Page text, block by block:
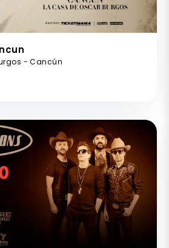
- Cancún